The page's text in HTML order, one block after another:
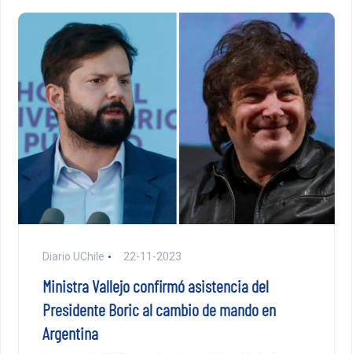
Diario UChile 22-11-2023
Ministra Vallejo confirmó asistencia del
Presidente Boric al cambio de mando en
Argentina